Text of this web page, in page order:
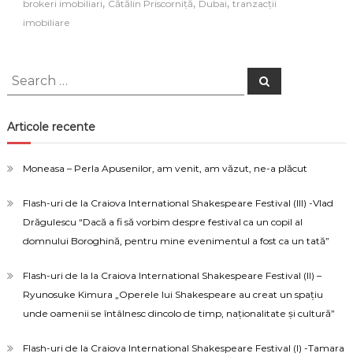
reușită
brokeri imobiliari, Cătălin Priscorniță, Dubai, tranzacții
imobiliare
Search
for:
Search
Articole recente
Moneasa – Perla Apusenilor, am venit, am văzut, ne-a plăcut
Flash-uri de la Craiova International Shakespeare Festival (III) -Vlad
Drăgulescu “Dacă a fi să vorbim despre festival ca un copil al
domnului Boroghină, pentru mine evenimentul a fost ca un tată”
Flash-uri de la la Craiova International Shakespeare Festival (II) –
Ryunosuke Kimura „Operele lui Shakespeare au creat un spațiu
unde oamenii se întâlnesc dincolo de timp, naționalitate și cultură”
Flash-uri de la Craiova International Shakespeare Festival (I) -Tamara